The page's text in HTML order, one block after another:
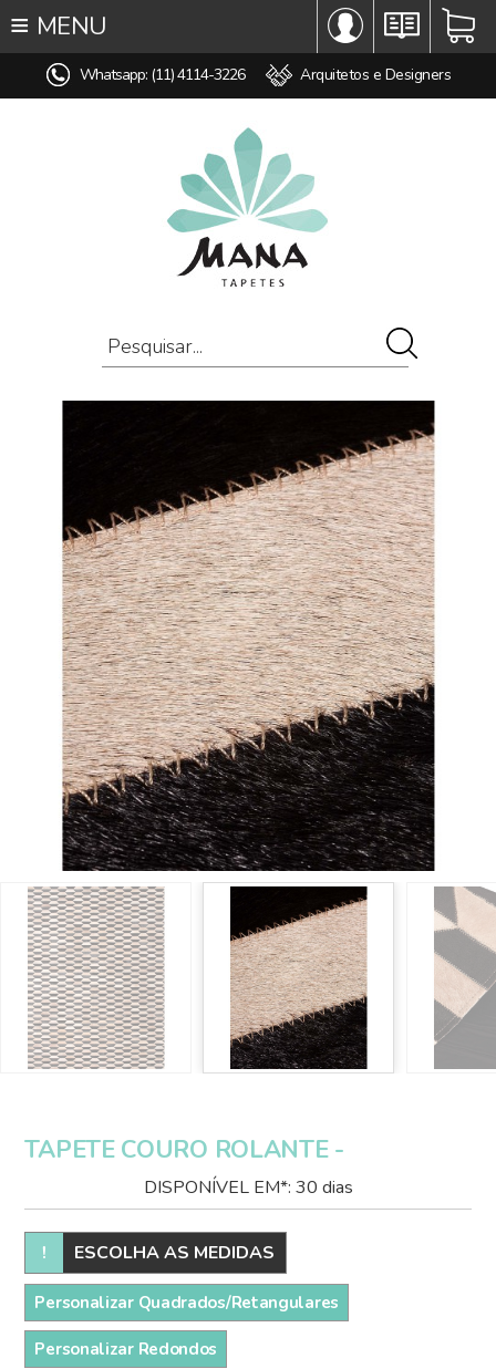
∞ TODOS OS TAPETES
♥ TAPETES SOB MEDIDA
COMPOSIÇÃO
≡ MENU
Whatsapp: (11) 4114-3226 Arquitetos e Designers
TAPETE COURO ROLANTE -
DISPONÍVEL EM*: 30 dias
! ESCOLHA AS MEDIDAS
Personalizar Quadrados/Retangulares
Personalizar Redondos